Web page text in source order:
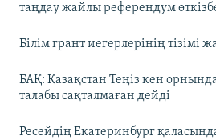
таңдау жайлы референдум
Білім грант иегерлерінің тізімі
БАҚ: Қазақстан Теңіз кен
талабы сақталмаған дейді
Ресейдің Екатеринбург